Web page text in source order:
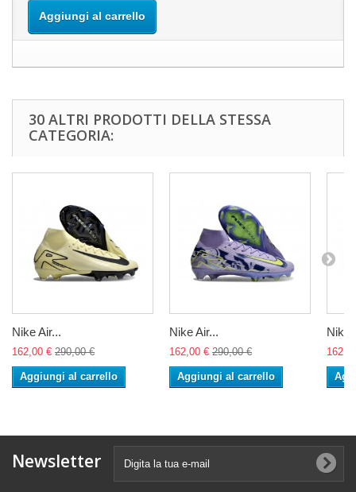
Aggiungi al carrello
30 ALTRI PRODOTTI DELLA STESSA
CATEGORIA:
Nike Air...
162,00 € 290,00 €
Aggiungi al carrello
Nike Air...
162,00 € 290,00 €
Aggiungi al carrello
Nike
Newsletter